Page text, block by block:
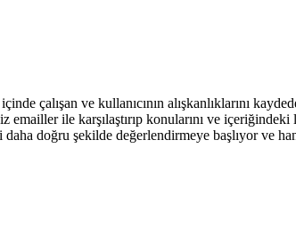
çalışan ve kullanıcının alışkanlıklarını
ile karşılaştırıp konularını ve
doğru şekilde değerlendirmeye başlıyor ve